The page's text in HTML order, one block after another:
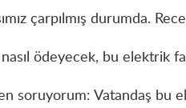
çarpılmış durumda.
ödeyecek, bu elektrik
soruyorum: Vatandaş bu